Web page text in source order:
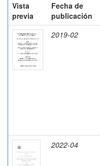
Vista
previa
Fecha de
publicación
2019-02
2022-04